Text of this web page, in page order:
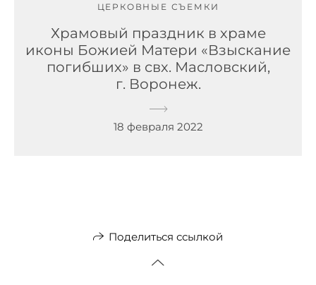
ЦЕРКОВНЫЕ СЪЕМКИ
Храмовый праздник в храме
иконы Божией Матери «Взыскание
погибших» в свх. Масловский,
г. Воронеж.
18 февраля 2022
Поделиться ссылкой